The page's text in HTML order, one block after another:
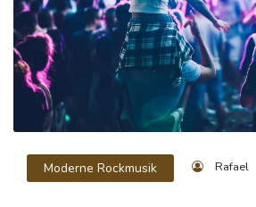
Moderne Rockmusik Rafael